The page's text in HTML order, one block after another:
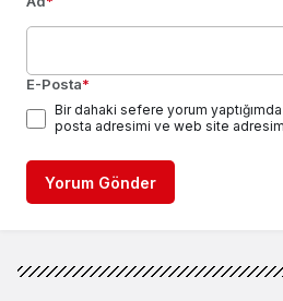
E-Posta*
Bir dahaki sefere yorum
posta adresimi ve web site
Yorum Gönder